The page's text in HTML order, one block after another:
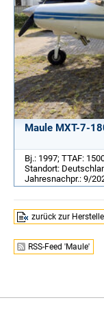
Maule MXT-7-
Bj.: 1997; TTAF:
Standort:
Jahresnachpr.: 9/
zurück zur
RSS-Feed 'Maule'